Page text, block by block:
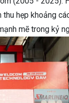
hẹp khoảng
mẽ trong kỷ